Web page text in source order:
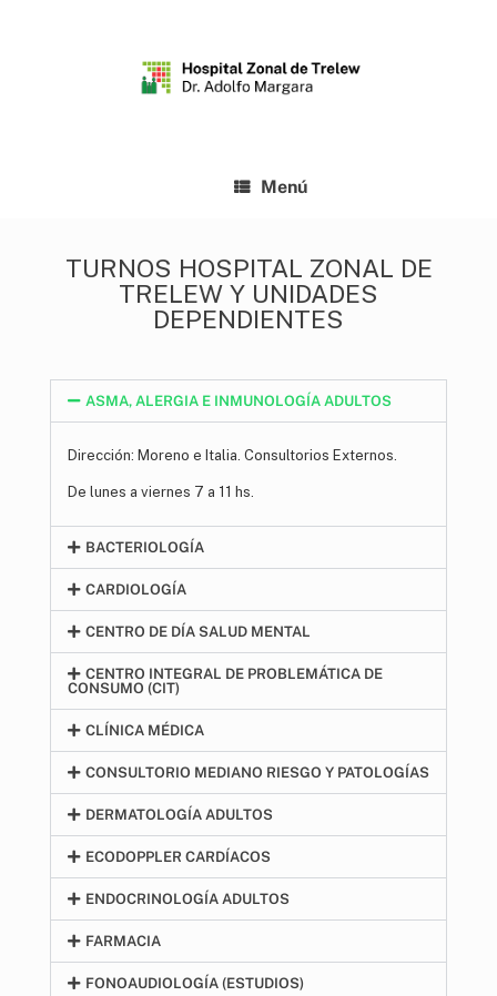
Menú
TURNOS HOSPITAL ZONAL DE
TRELEW Y UNIDADES
DEPENDIENTES
ASMA, ALERGIA E INMUNOLOGÍA ADULTOS
Dirección: Moreno e Italia. Consultorios Externos.
De lunes a viernes 7 a 11 hs.
BACTERIOLOGÍA
CARDIOLOGÍA
CENTRO DE DÍA SALUD MENTAL
CENTRO INTEGRAL DE PROBLEMÁTICA DE
CONSUMO (CIT)
CLÍNICA MÉDICA
CONSULTORIO MEDIANO RIESGO Y PATOLOGÍAS
DERMATOLOGÍA ADULTOS
ECODOPPLER CARDÍACOS
ENDOCRINOLOGÍA ADULTOS
FARMACIA
FONOAUDIOLOGÍA (ESTUDIOS)